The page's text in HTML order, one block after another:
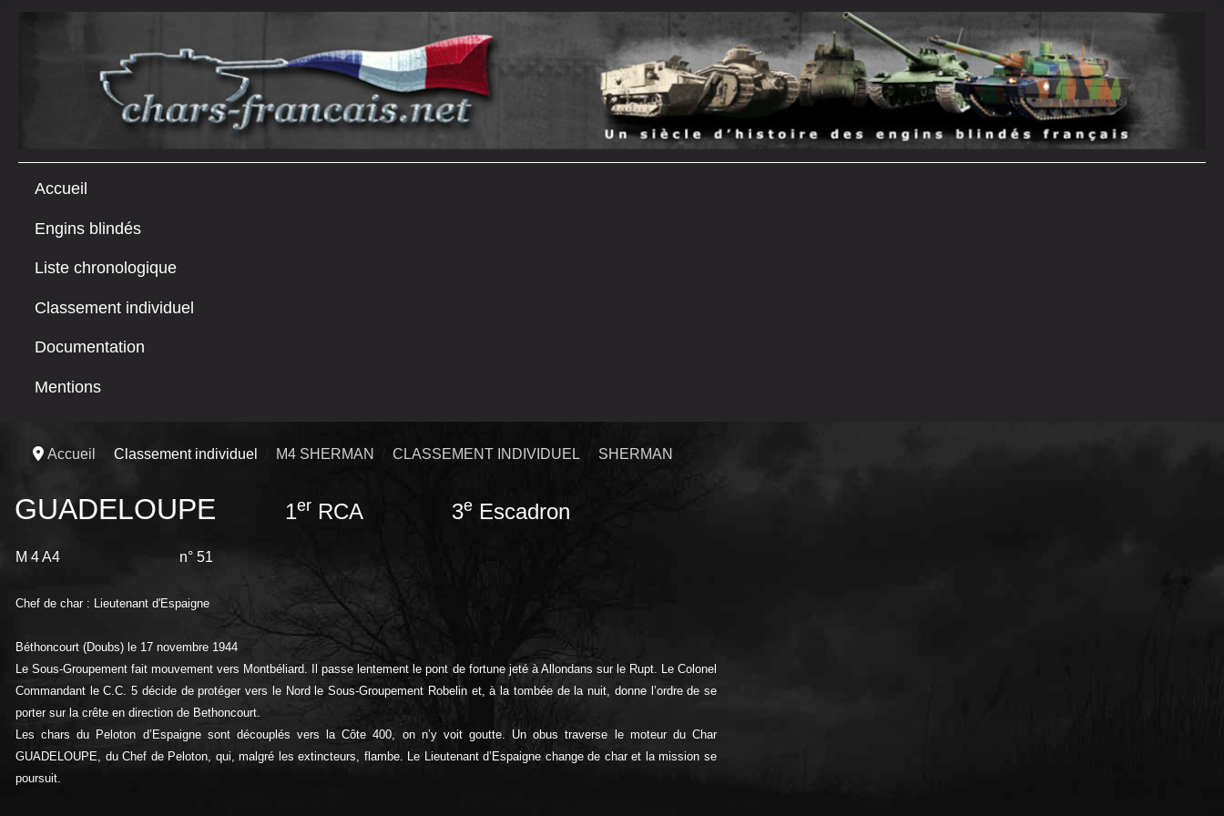
Accueil
Engins blindés
Liste chronologique
Classement individuel
Documentation
Mentions
Accueil Classement individuel M4 SHERMAN CLASSEMENT INDIVIDUEL SHERMAN
GUADELOUPE 1er RCA 3e Escadron
M 4 A4 n° 51
Chef de char : Lieutenant d'Espaigne
Béthoncourt (Doubs) le 17 novembre 1944
Le Sous-Groupement fait mouvement vers Montbéliard. Il passe lentement le pont de fortune jeté à Allondans sur le Rupt. Le Colonel
Commandant le C.C. 5 décide de protéger vers le Nord le Sous-Groupement Robelin et, à la tombée de la nuit, donne l’ordre de se
porter sur la crête en direction de Bethoncourt.
Les chars du Peloton d’Espaigne sont découplés vers la Côte 400, on n’y voit goutte. Un obus traverse le moteur du Char
GUADELOUPE, du Chef de Peloton, qui, malgré les extincteurs, flambe. Le Lieutenant d’Espaigne change de char et la mission se
poursuit.